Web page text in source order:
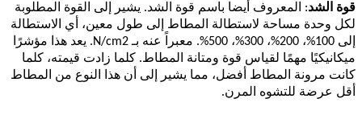
قوة الشد: المعروف أيضا باسم قوة الشد. يشير إلى القوة المطلوبة
لكل وحدة مساحة لاستطالة المطاط إلى طول معين، أي الاستطالة
إلى 100%، 200%، 300%، 500%. معبراً عنه بـ N/cm2. يعد هذا مؤشرًا
ميكانيكيًا مهمًا لقياس قوة ومتانة المطاط. كلما زادت قيمته، كلما
كانت مرونة المطاط أفضل، مما يشير إلى أن هذا النوع من المطاط
أقل عرضة للتشوه المرن.